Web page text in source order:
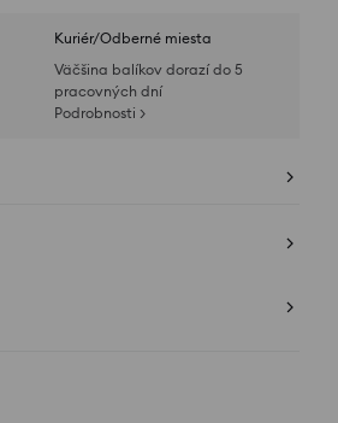
Kuriér/Odberné miesta
Väčšina balíkov dorazí do 5
pracovných dní
Podrobnosti >